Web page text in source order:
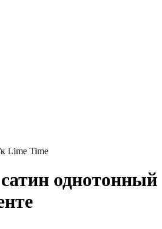
Lime Time
однотонный